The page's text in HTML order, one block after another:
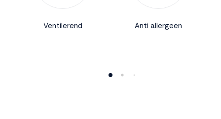
Ventilerend Anti allergeen